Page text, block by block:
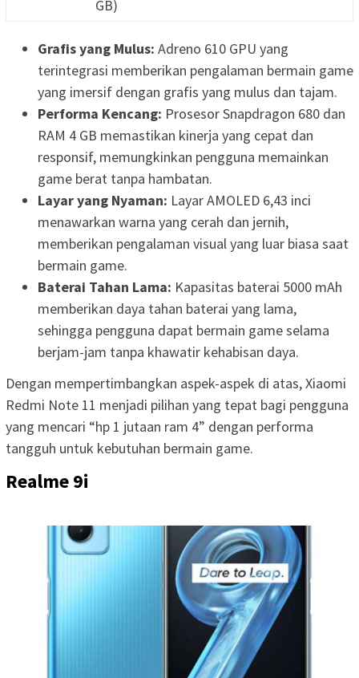
GB)
Grafis yang Mulus: Adreno 610 GPU yang
terintegrasi memberikan pengalaman bermain game
yang imersif dengan grafis yang mulus dan tajam.
Performa Kencang: Prosesor Snapdragon 680 dan
RAM 4 GB memastikan kinerja yang cepat dan
responsif, memungkinkan pengguna memainkan
game berat tanpa hambatan.
Layar yang Nyaman: Layar AMOLED 6,43 inci
menawarkan warna yang cerah dan jernih,
memberikan pengalaman visual yang luar biasa saat
bermain game.
Baterai Tahan Lama: Kapasitas baterai 5000 mAh
memberikan daya tahan baterai yang lama,
sehingga pengguna dapat bermain game selama
berjam-jam tanpa khawatir kehabisan daya.
Dengan mempertimbangkan aspek-aspek di atas, Xiaomi
Redmi Note 11 menjadi pilihan yang tepat bagi pengguna
yang mencari “hp 1 jutaan ram 4” dengan performa
tangguh untuk kebutuhan bermain game.
Realme 9i